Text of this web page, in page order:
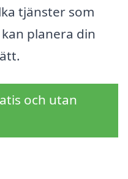
tjänster som
planera din
och utan